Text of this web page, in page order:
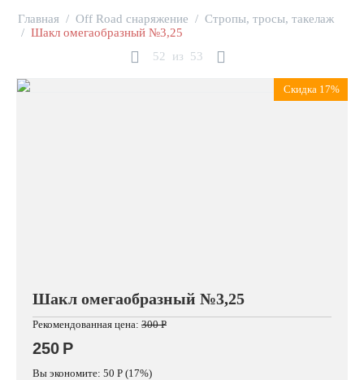
Главная / Off Road снаряжение / Стропы, тросы, такелаж
/ Шакл омегаобразный №3,25
52
из 53
Скидка 17%
Шакл омегаобразный №3,25
Рекомендованная цена: 300 Р
250 Р
Вы экономите: 50 Р (17%)